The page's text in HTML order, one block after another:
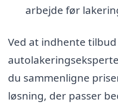
arbejde før
Ved at indhente
du sammenligne
løsning, der passer